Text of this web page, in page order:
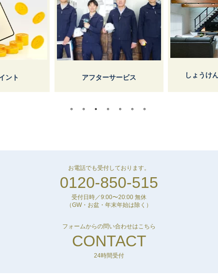
ント アフターサービス しょうけ
お電話でも受付しております。
0120-850-515
受付日時／9:00〜20:00 無休
（GW・お盆・年末年始は除く）
フォームからの問い合わせはこちら
CONTACT
24時間受付